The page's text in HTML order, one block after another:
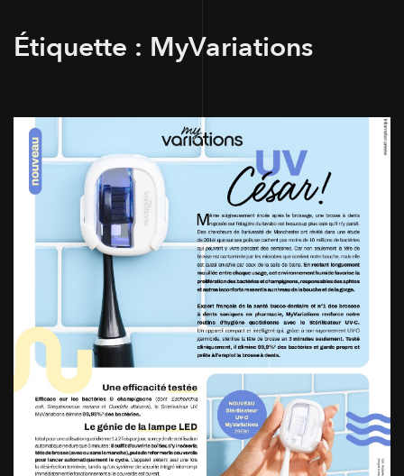
Étiquette : MyVariations